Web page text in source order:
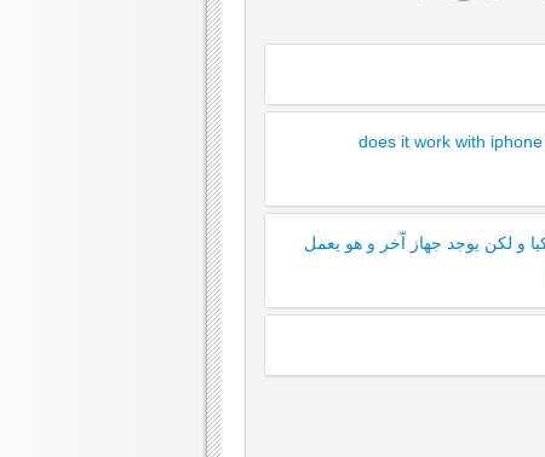
does it work with
و لكن يوجد جهاز اّخر و هو يعمل